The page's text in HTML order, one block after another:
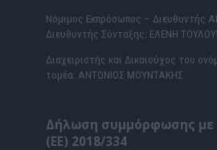
Νόμιμος Εκπρόσωπος – Διευθυντής
Διευθυντής Σύνταξης: ΕΛΕΝΗ
Διαχειριστής και Δικαιούχος του
τομέα: ΑΝΤΩΝΙΟΣ ΜΟΥΝΤΑΚΗΣ
Δήλωση συμμόρφωσης με
(ΕΕ) 2018/334